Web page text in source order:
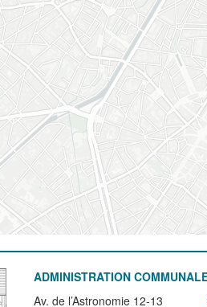
ADMINISTRATION
Av. de l’Astronomie 12-13